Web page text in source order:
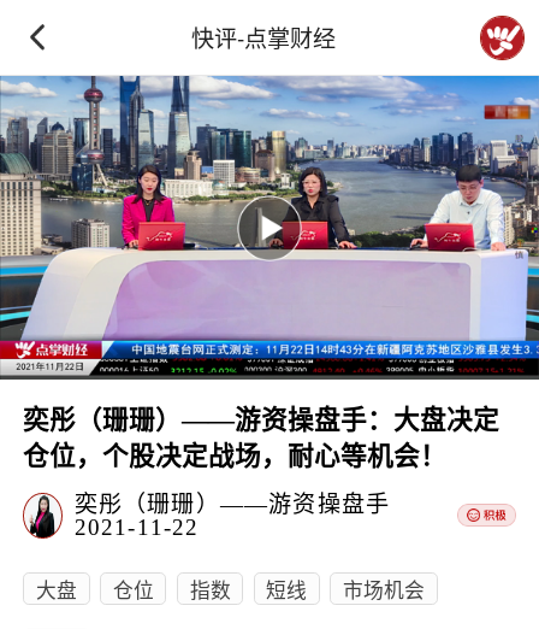
快评-点掌财经
奕彤（珊珊）——游资操盘手：大盘决定
仓位，个股决定战场，耐心等机会！
奕彤（珊珊）——游资操盘手
2021-11-22
大盘 仓位 指数 短线
市场机会